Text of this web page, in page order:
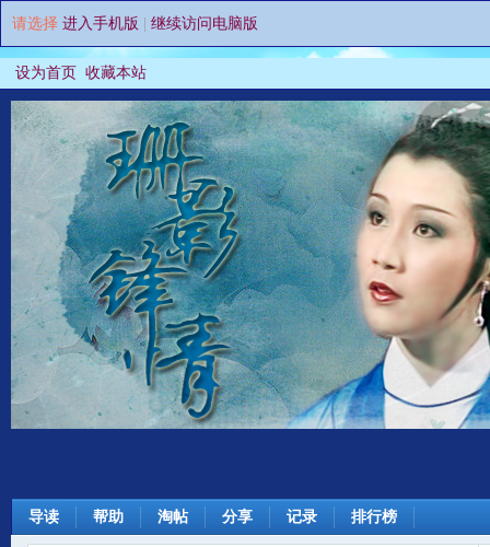
请选择 进入手机版 继续访问电脑版
设为首页 收藏本站
导读 帮助 淘帖 分享 记录 排行榜